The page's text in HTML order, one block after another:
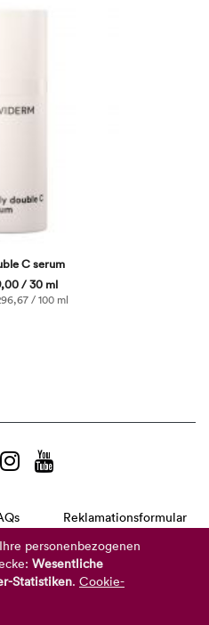
C serum
/ 30 ml
/ 100 ml
Reklamationsformular
Barrierefreiheitserklärung
8104 8873-310
und Fr: 9-14 Uhr)
personenbezogenen
Wesentliche
Statistiken. Cookie-